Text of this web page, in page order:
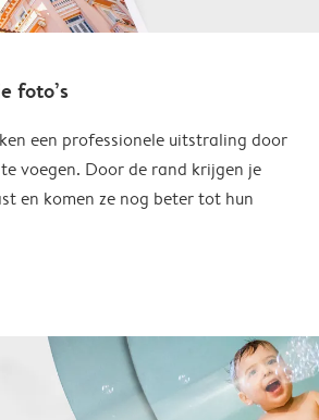
foto’s
een professionele uitstraling door
voegen. Door de rand krijgen je
en komen ze nog beter tot hun